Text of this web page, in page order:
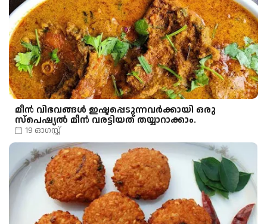
മീന്‍ വിഭവങ്ങള്‍ ഇഷ്ടപ്പെടുന്നവര്‍ക്കായി ഒരു
സ്പെഷ്യൽ മീന്‍ വരട്ടിയത് തയ്യാറാക്കാം.
19 ഓഗസ്റ്റ്